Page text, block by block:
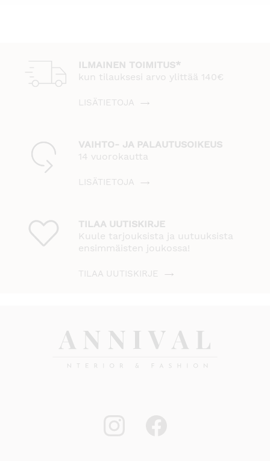
ILMAINEN TOIMITUS*
kun tilauksesi arvo ylittää 140€
LISÄTIETOJA
VAIHTO- JA PALAUTUSOIKEUS
14 vuorokautta
LISÄTIETOJA
TILAA UUTISKIRJE
Kuule tarjouksista ja uutuuksista
ensimmäisten joukossa!
TILAA UUTISKIRJE